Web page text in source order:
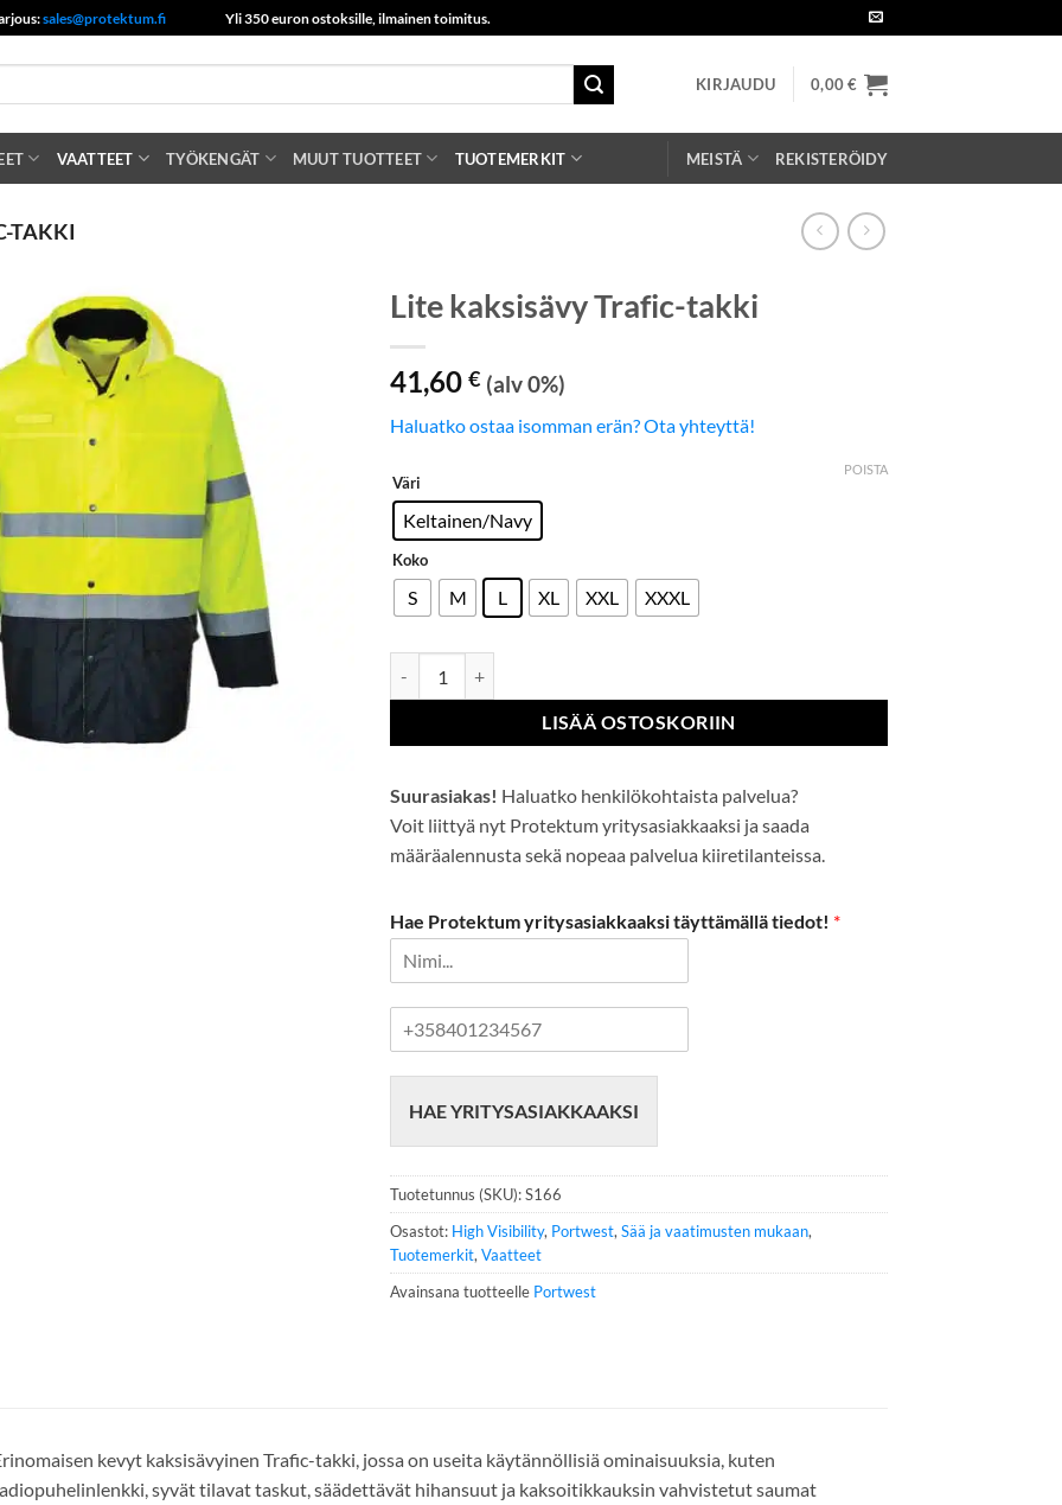
sales@protektum.fiYli 350 euron ostoksille, ilmainen toimitus.
KIRJAUDU 0,00€
VAATTEET TYÖKENGÄT MUUT TUOTTEET TUOTEMERKIT MEISTÄ REKISTERÖIDY
TAKKI
Lite kaksisävy Trafic-takki
41,60 € (alv 0%)
Haluatko ostaa isomman erän? Ota yhteyttä!
Väri
Keltainen/Navy
Koko
S M L XL XXL XXXL
POISTA
LISÄÄ OSTOSKORIIN
Suurasiakas! Haluatko henkilökohtaista palvelua?
Voit liittyä nyt Protektum yritysasiakkaaksi ja saada
määräalennusta sekä nopeaa palvelua kiiretilanteissa.
Hae Protektum yritysasiakkaaksi täyttämällä tiedot! *
n
u
m
e
r
o
HAE YRITYSASIAKKAAKSI
Tuotetunnus (SKU):S166
Osastot: High Visibility, Portwest, Sää ja vaatimusten mukaan,
Tuotemerkit, Vaatteet
Avainsana tuotteelle Portwest
kevyt kaksisävyinen Trafic-takki, jossa on useita käytännöllisiä ominaisuuksia, kuten
syvät tilavat taskut, säädettävät hihansuut ja kaksoitikkauksin vahvistetut saumat